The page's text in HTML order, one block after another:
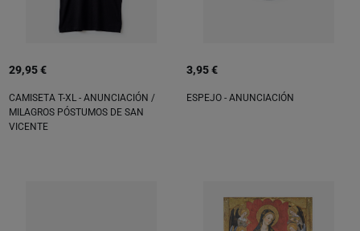
29,95 €
CAMISETA T-XL - ANUNCIACIÓN /
MILAGROS PÓSTUMOS DE SAN
VICENTE
3,95 €
ESPEJO - ANUNCIACIÓN